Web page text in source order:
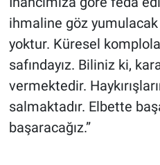
ihmaline göz yumulacak
yoktur. Küresel
safındayız. Biliniz ki,
vermektedir.
salmaktadır. Elbette
başaracağız.”